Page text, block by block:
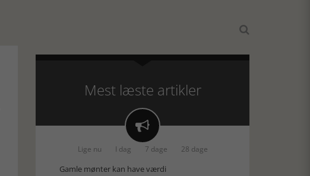

Mest læste artikler

Lige nu I dag 7 dage 28 dage
Gamle mønter kan have værdi